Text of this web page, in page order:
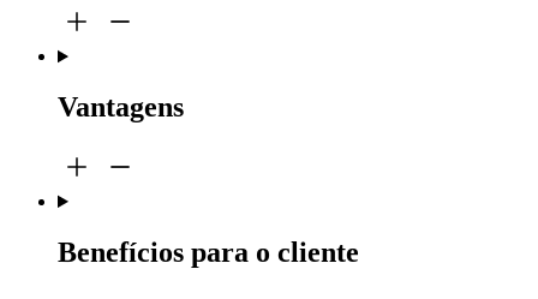
Vantagens
Benefícios para o cliente